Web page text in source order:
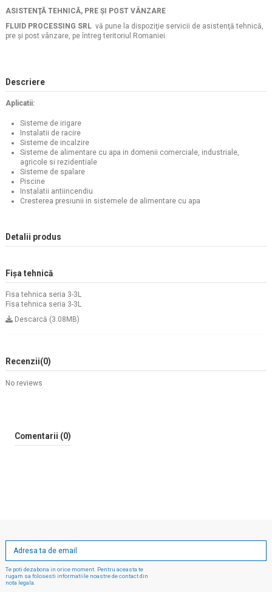
ASISTENŢĂ TEHNICĂ, PRE ŞI POST VÂNZARE
FLUID PROCESSING SRL vă pune la dispoziţie servicii de asistenţă tehnică,
pre şi post vânzare, pe întreg teritoriul Romaniei.
Descriere
Aplicatii:
Sisteme de irigare
Instalatii de racire
Sisteme de incalzire
Sisteme de alimentare cu apa in domenii comerciale, industriale,
agricole si rezidentiale
Sisteme de spalare
Piscine
Instalatii antiincendiu
Cresterea presiunii in sistemele de alimentare cu apa
Detalii produs
Fișa tehnică
Fisa tehnica seria 3-3L
Fisa tehnica seria 3-3L
Descarcă (3.08MB)
Recenzii(0)
No reviews
Comentarii (0)
Te poti dezabona in orice moment. Pentru aceasta te
rugam sa folosesti informatiile noastre de contact din
nota legala.